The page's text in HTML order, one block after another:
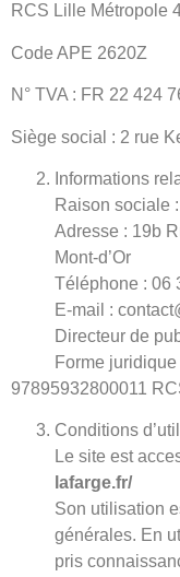
RCS Lille Métropole
Code APE 2620Z
N° TVA : FR 22 424
Siège social : 2 rue
Informations
Raison sociale :
Adresse : 19b
Mont-d’Or
Téléphone : 06
E-mail :
Directeur de
Forme juridique
97895932800011
Conditions
Le site est
lafarge.fr/
Son utilisation
générales. En
pris